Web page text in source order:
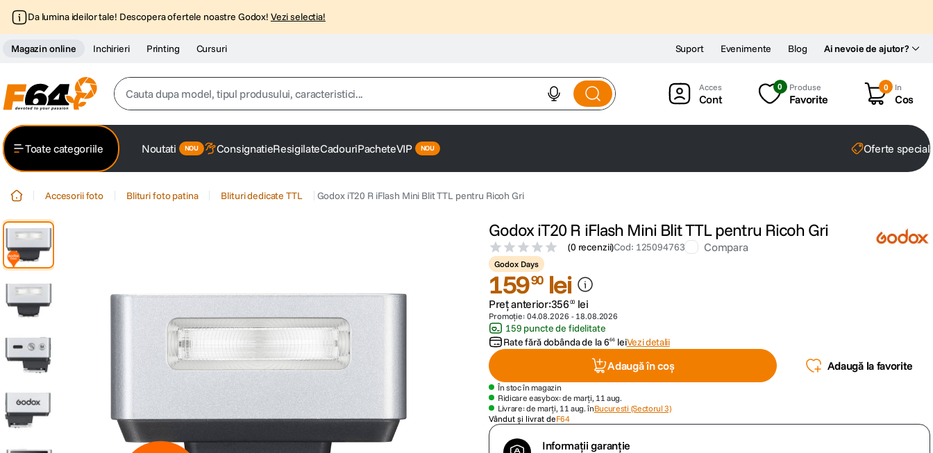
Da lumina ideilor tale! Descopera ofertele noastre Godox! Vezi selectia!
Magazin online Inchirieri Printing Cursuri Ai nevoie de ajutor?
Suport Evenimente Blog
Cauta dupa model, tipul produsului, caracteristici...
2 . trepied
5. canon sx740 hs
lavaliera
7 sony fx
card memorie
Cont
0 Produse
Favorite
0 In
Cos
Toate categoriile Noutati ConsignatieResigilateCadouriPacheteVIP Oferte
Accesorii foto Blituri foto patina Blituri dedicate TTL Godox iT20 R iFlash Mini Blit TTL pentru Ricoh Gri
Godox iT20 R iFlash Mini Blit TTL pentru Ricoh Gri
(0 recenzii)Cod: 125094763 Compara
Godox Days
15990 lei
Preț anterior:356 00 lei
Promoție: 04.08.2026 - 18.08.2026
159 puncte de fidelitate
Rate fără dobânda de la666 leiVezi detalii
Adaugă în coș Adaugă la favorite
În stoc în magazin
Ridicare easybox: de marți, 11 aug.
Livrare: de marți, 11 aug. înBucuresti (Sectorul 3)
Vândut și livrat deF64
Informații garanție